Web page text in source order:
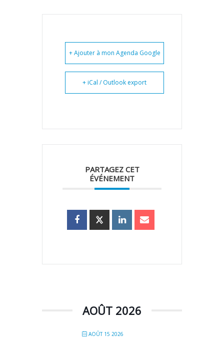
+ Ajouter à mon Agenda Google
+ iCal / Outlook export
PARTAGEZ CET
ÉVÉNEMENT
AOÛT 2026
AOÛT 15 2026